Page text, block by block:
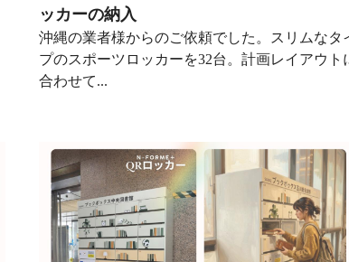
ッカーの納入
沖縄の業者様からのご依頼でした。スリムなタ
プのスポーツロッカーを32台。計画レイアウト
合わせて...